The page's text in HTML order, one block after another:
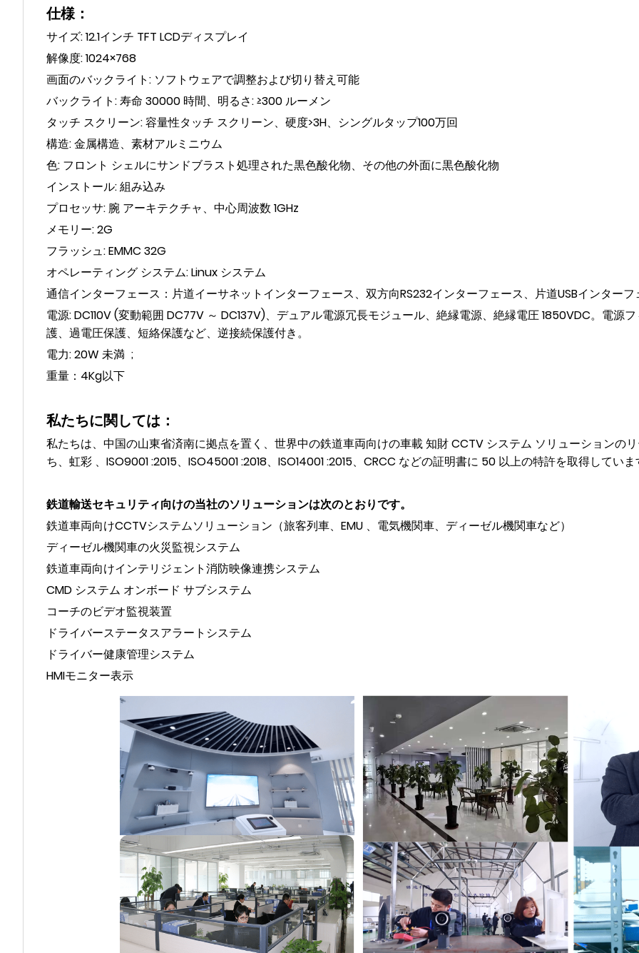
仕様：
サイズ: 12.1インチ TFT LCDディスプレイ
解像度: 1024×768
画面のバックライト: ソフトウェアで調整および切り替え可能
バックライト: 寿命 30000 時間、明るさ: ≥300 ルーメン
タッチ スクリーン: 容量性タッチ スクリーン、硬度>3H、シングルタップ100万回
構造: 金属構造、素材アルミニウム
色: フロント シェルにサンドブラスト処理された黒色酸化物、その他の外面に黒色酸化物
インストール: 組み込み
プロセッサ: 腕 アーキテクチャ、中心周波数 1GHz
メモリー: 2G
フラッシュ: EMMC 32G
オペレーティング システム: Linux システム
通信インターフェース：片道イーサネットインターフェース、双方向RS232インターフェース、片道USBインターフ
電源: DC110V (変動範囲 DC77V ～ DC137V)、デュアル電源冗長モジュール、絶縁電源、絶縁電圧 1850VDC。電源
護、過電圧保護、短絡保護など、逆接続保護付き。
電力: 20W 未満 ;
重量：4Kg以下
私たちに関しては：
私たちは、中国の山東省済南に拠点を置く、世界中の鉄道車両向けの車載 知財 CCTV システム ソリューションの
ち、虹彩 、ISO9001 :2015、ISO45001 :2018、ISO14001 :2015、CRCC などの証明書に 50 以上の特許を取得してい
鉄道輸送セキュリティ向けの当社のソリューションは次のとおりです。
鉄道車両向けCCTVシステムソリューション（旅客列車、EMU 、電気機関車、ディーゼル機関車など）
ディーゼル機関車の火災監視システム
鉄道車両向けインテリジェント消防映像連携システム
CMD システム オンボード サブシステム
コーチのビデオ監視装置
ドライバーステータスアラートシステム
ドライバー健康管理システム
HMIモニター表示